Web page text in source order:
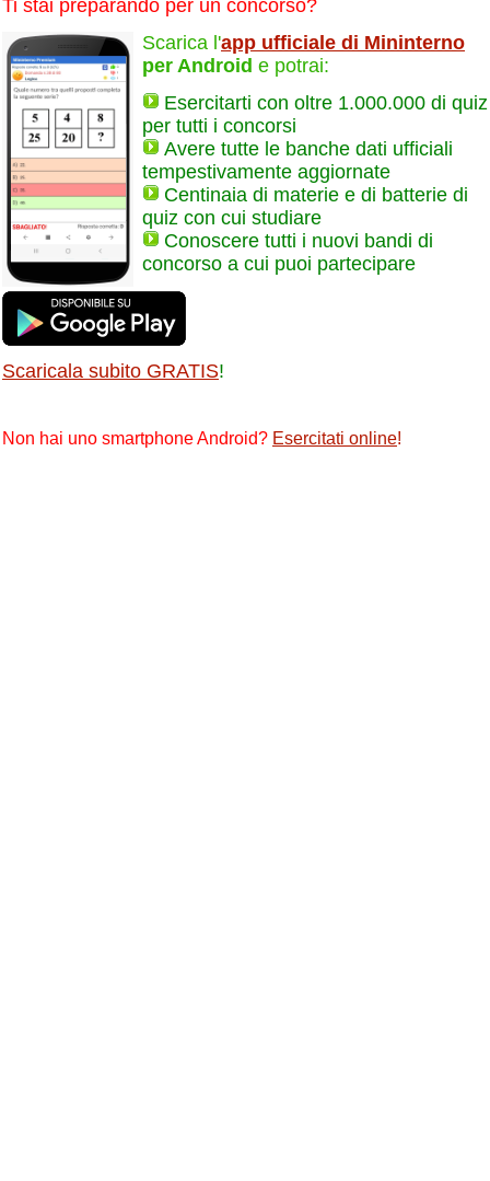
Ti stai preparando per un concorso?
Scarica l'app ufficiale di Mininterno
per Android e potrai:
Esercitarti con oltre 1.000.000 di quiz
per tutti i concorsi
Avere tutte le banche dati ufficiali
tempestivamente aggiornate
Centinaia di materie e di batterie di
quiz con cui studiare
Conoscere tutti i nuovi bandi di
concorso a cui puoi partecipare
Scaricala subito GRATIS!
Non hai uno smartphone Android? Esercitati online!